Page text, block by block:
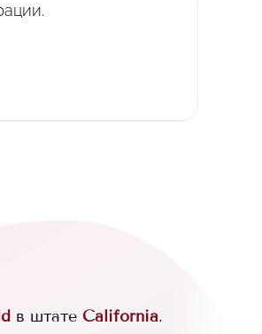
в штате California.